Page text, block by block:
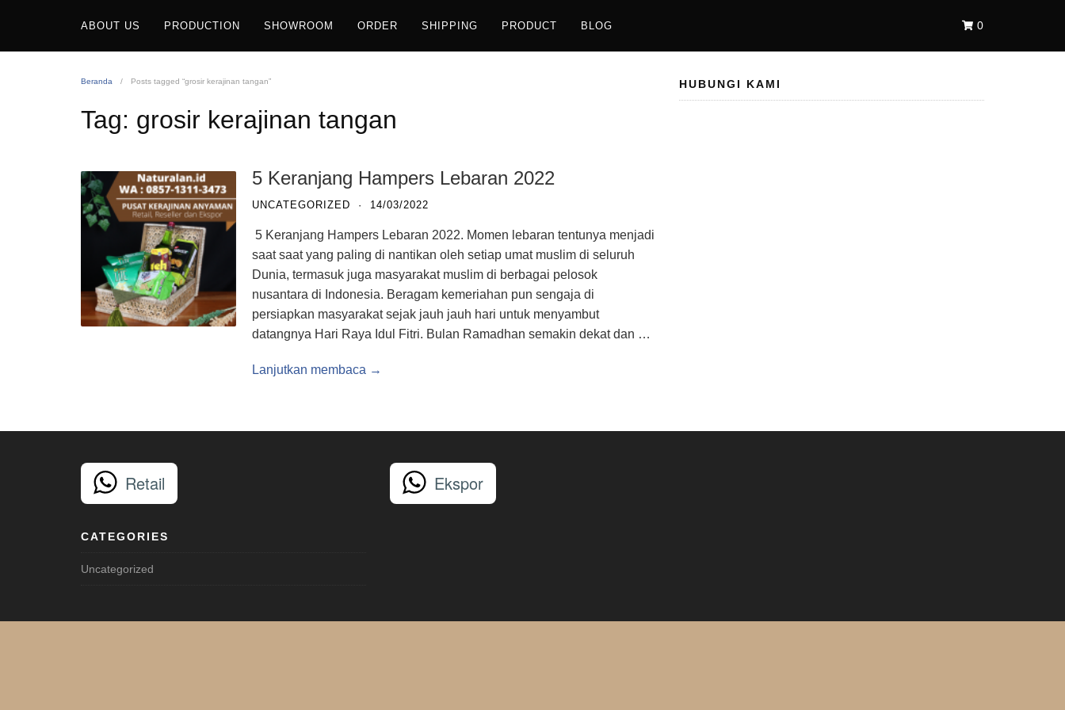
konten
0
ABOUT US PRODUCTION SHOWROOM ORDER SHIPPING PRODUCT BLOG
Beranda Posts tagged “grosir kerajinan tangan”
Tag: grosir kerajinan tangan
5 Keranjang Hampers Lebaran 2022
UNCATEGORIZED · 14/03/2022
5 Keranjang Hampers Lebaran 2022. Momen lebaran tentunya menjadi
saat saat yang paling di nantikan oleh setiap umat muslim di seluruh
Dunia, termasuk juga masyarakat muslim di berbagai pelosok
nusantara di Indonesia. Beragam kemeriahan pun sengaja di
persiapkan masyarakat sejak jauh jauh hari untuk menyambut
datangnya Hari Raya Idul Fitri. Bulan Ramadhan semakin dekat dan …
Lanjutkan membaca →
HUBUNGI KAMI
Retail
CATEGORIES
Uncategorized
Ekspor